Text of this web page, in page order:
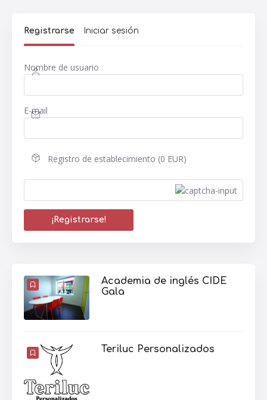
Registrarse Iniciar sesión
Nombre de usuario
E-mail
Registro de establecimiento (0 EUR)
Academia de inglés CIDE
Gala
Teriluc Personalizados